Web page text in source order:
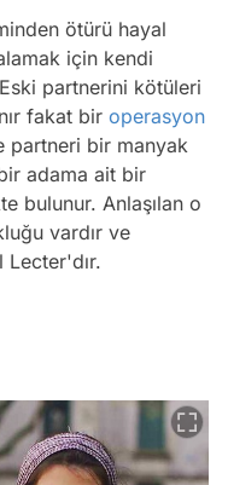
ötürü hayal
için kendi
partnerini kötüleri
fakat bir operasyon
partneri bir manyak
adama ait bir
bulunur. Anlaşılan o
vardır ve